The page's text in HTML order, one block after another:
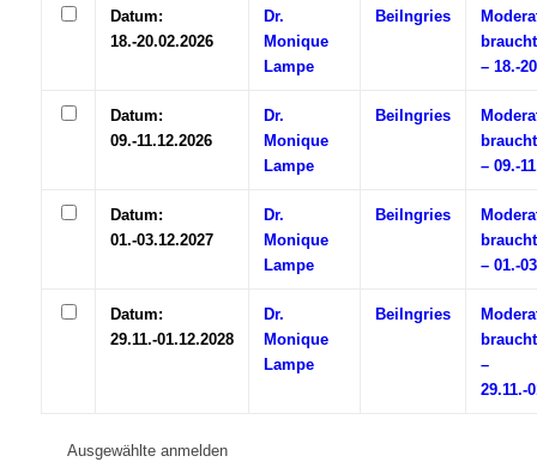
Datum:
18.-20.02.2026
Dr.
Monique
Lampe
Beilngries
– 18.-
Datum:
09.-11.12.2026
Dr.
Monique
Lampe
Beilngries
– 09.-
Datum:
01.-03.12.2027
Dr.
Monique
Lampe
Beilngries
– 01.-
Datum:
29.11.-01.12.2028
Dr.
Monique
Lampe
Beilngries
–
29.11.-
Ausgewählte anmelden